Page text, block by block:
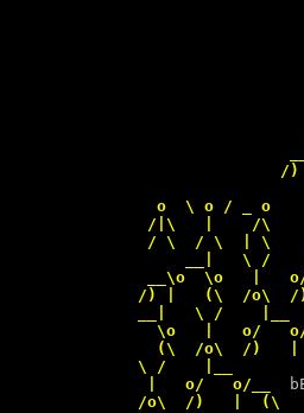
o  \ o / _
/|\   |    /
/ \  / \  |
__\o  \o   |
/) |
\o   |   o/
(\
\
|   o/   o/__
/